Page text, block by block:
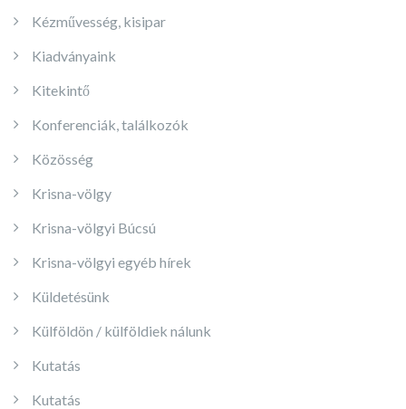
Kézművesség, kisipar
Kiadványaink
Kitekintő
Konferenciák, találkozók
Közösség
Krisna-völgy
Krisna-völgyi Búcsú
Krisna-völgyi egyéb hírek
Küldetésünk
Külföldön / külföldiek nálunk
Kutatás
Kutatás